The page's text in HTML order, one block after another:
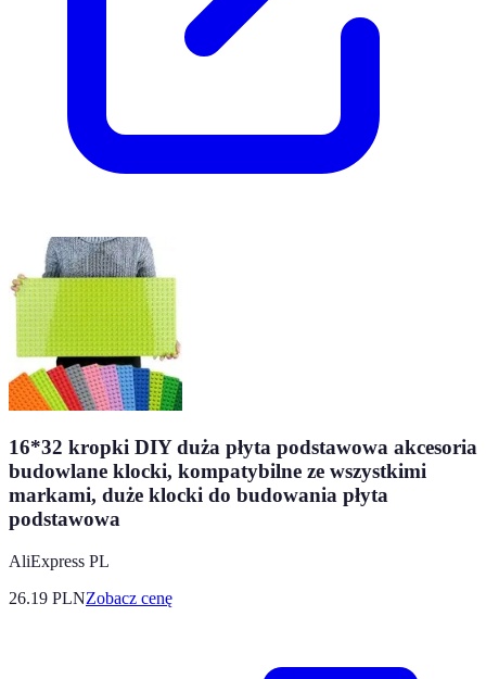
16*32 kropki DIY duża płyta podstawowa akcesoria
budowlane klocki, kompatybilne ze wszystkimi
markami, duże klocki do budowania płyta
podstawowa
AliExpress PL
26.19 PLNZobacz cenę